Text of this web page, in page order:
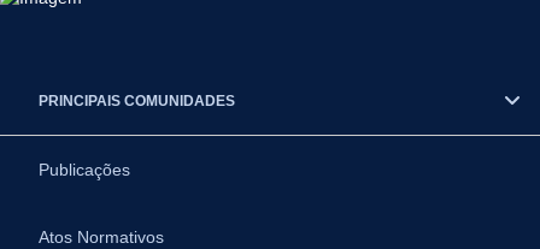
PRINCIPAIS COMUNIDADES
Publicações
Atos Normativos